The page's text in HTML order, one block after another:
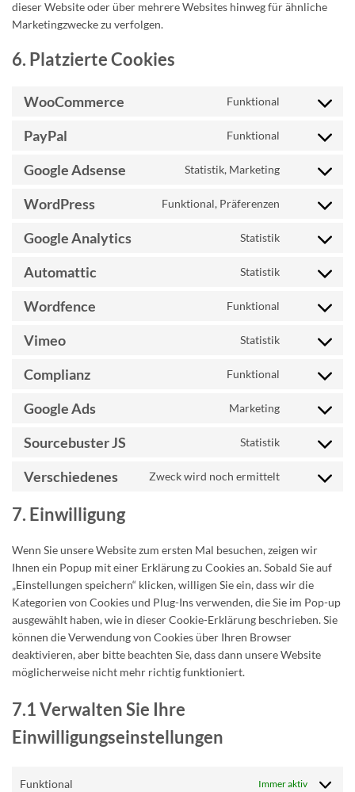
dieser Website oder über mehrere Websites hinweg für ähnliche
Marketingzwecke zu verfolgen.
6. Platzierte Cookies
WooCommerce Funktional
Consent
service
PayPal Funktional
Consent
service
Google Adsense Statistik, Marketing
Consent
service
adsense
WordPress Funktional, Präferenzen
Consent
service
Google Analytics Statistik
Consent
service
analytics
Automattic Statistik
Consent
service
Wordfence Funktional
Consent
service
Vimeo Statistik
Consent
service
Complianz Funktional
Consent
service
Google Ads Marketing
Consent
service
Sourcebuster JS Statistik
Consent
service
Verschiedenes Zweck wird noch ermittelt
Consent
7. Einwilligung
Wenn Sie unsere Website zum ersten Mal besuchen, zeigen wir
Ihnen ein Popup mit einer Erklärung zu Cookies an. Sobald Sie auf
„Einstellungen speichern“ klicken, willigen Sie ein, dass wir die
Kategorien von Cookies und Plug-Ins verwenden, die Sie im Pop-up
ausgewählt haben, wie in dieser Cookie-Erklärung beschrieben. Sie
können die Verwendung von Cookies über Ihren Browser
deaktivieren, aber bitte beachten Sie, dass dann unsere Website
möglicherweise nicht mehr richtig funktioniert.
7.1 Verwalten Sie Ihre
Einwilligungseinstellungen
Funktional Immer aktiv